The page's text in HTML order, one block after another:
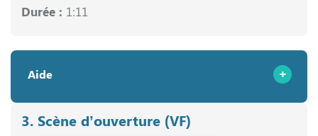
Durée : 1:11
Aide
3. Scène d’ouverture (VF)